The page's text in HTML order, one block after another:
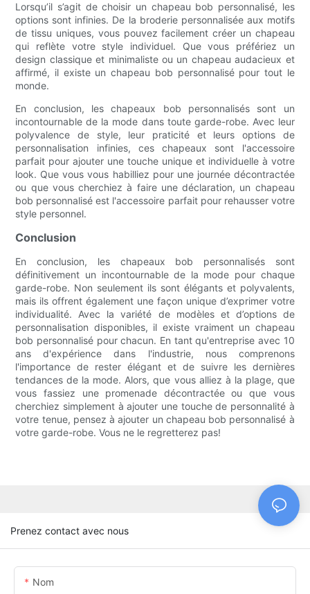
Lorsqu’il s’agit de choisir un chapeau bob personnalisé, les
options sont infinies. De la broderie personnalisée aux motifs
de tissu uniques, vous pouvez facilement créer un chapeau
qui reflète votre style individuel. Que vous préfériez un
design classique et minimaliste ou un chapeau audacieux et
affirmé, il existe un chapeau bob personnalisé pour tout le
monde.
En conclusion, les chapeaux bob personnalisés sont un
incontournable de la mode dans toute garde-robe. Avec leur
polyvalence de style, leur praticité et leurs options de
personnalisation infinies, ces chapeaux sont l'accessoire
parfait pour ajouter une touche unique et individuelle à votre
look. Que vous vous habilliez pour une journée décontractée
ou que vous cherchiez à faire une déclaration, un chapeau
bob personnalisé est l'accessoire parfait pour rehausser votre
style personnel.
Conclusion
En conclusion, les chapeaux bob personnalisés sont
définitivement un incontournable de la mode pour chaque
garde-robe. Non seulement ils sont élégants et polyvalents,
mais ils offrent également une façon unique d’exprimer votre
individualité. Avec la variété de modèles et d’options de
personnalisation disponibles, il existe vraiment un chapeau
bob personnalisé pour chacun. En tant qu'entreprise avec 10
ans d'expérience dans l'industrie, nous comprenons
l'importance de rester élégant et de suivre les dernières
tendances de la mode. Alors, que vous alliez à la plage, que
vous fassiez une promenade décontractée ou que vous
cherchiez simplement à ajouter une touche de personnalité à
votre tenue, pensez à ajouter un chapeau bob personnalisé à
votre garde-robe. Vous ne le regretterez pas!
Prenez contact avec nous
Nom